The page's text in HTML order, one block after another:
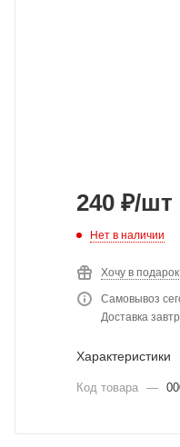
240 ₽/шт
Нет в наличии
Хочу в подарок
Самовывоз
Доставка
Характеристики
Код товара —